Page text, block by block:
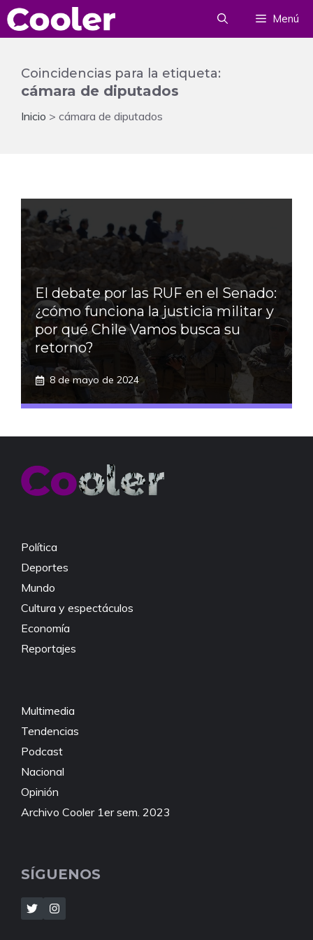
Saltar
al
Menú
Coincidencias para la etiqueta:
cámara de diputados
Inicio > cámara de diputados
El debate por las RUF en el Senado:
¿cómo funciona la justicia militar y
por qué Chile Vamos busca su
retorno?
8 de mayo de 2024
Política
Deportes
Mundo
Cultura y espectáculos
Economía
Reportajes
Multimedia
Tendencias
Podcast
Nacional
Opinión
Archivo Cooler 1er sem. 2023
SÍGUENOS